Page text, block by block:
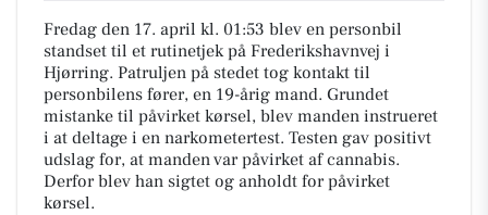
Fredag den 17. april kl. 01:53 blev en personbil
standset til et rutinetjek på Frederikshavnvej i
Hjørring. Patruljen på stedet tog kontakt til
personbilens fører, en 19-årig mand. Grundet
mistanke til påvirket kørsel, blev manden instrueret
i at deltage i en narkometertest. Testen gav positivt
udslag for, at manden var påvirket af cannabis.
Derfor blev han sigtet og anholdt for påvirket
kørsel.